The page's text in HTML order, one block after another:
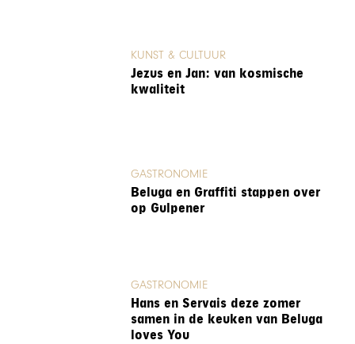
KUNST & CULTUUR
Jezus en Jan: van kosmische
kwaliteit
GASTRONOMIE
Beluga en Graffiti stappen over
op Gulpener
GASTRONOMIE
Hans en Servais deze zomer
samen in de keuken van Beluga
loves You